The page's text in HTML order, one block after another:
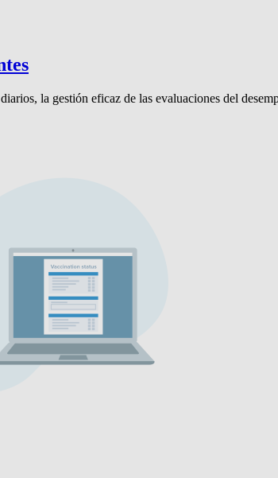
la gestión eficaz de las evaluaciones del